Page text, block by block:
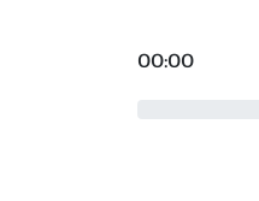
00:00